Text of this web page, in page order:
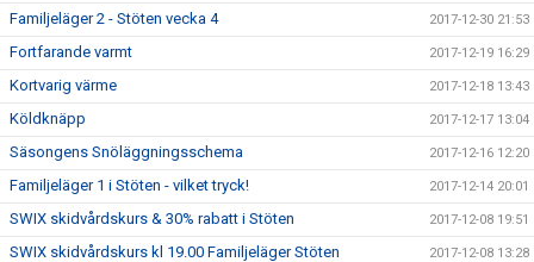
Familjeläger 2 - Stöten vecka 4 2017-12-30 21:53
Fortfarande varmt 2017-12-19 16:29
Kortvarig värme 2017-12-18 13:43
Köldknäpp 2017-12-17 13:04
Säsongens Snöläggningsschema 2017-12-16 12:20
Familjeläger 1 i Stöten - vilket tryck! 2017-12-14 20:01
SWIX skidvårdskurs & 30% rabatt i Stöten 2017-12-08 19:51
SWIX skidvårdskurs kl 19.00 Familjeläger Stöten 2017-12-08 13:28